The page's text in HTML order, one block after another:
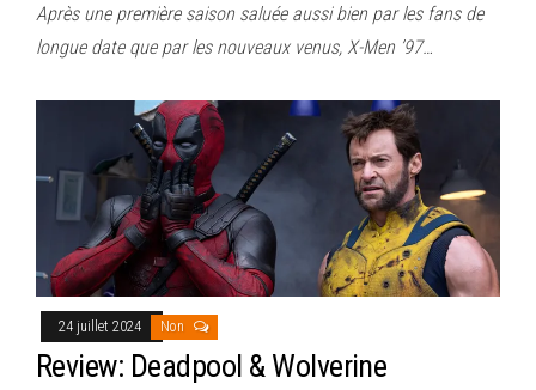
Après une première saison saluée aussi bien par les fans de
longue date que par les nouveaux venus, X-Men ’97…
24 juillet 2024 Non
Review: Deadpool & Wolverine